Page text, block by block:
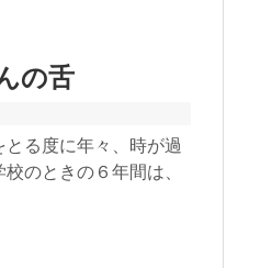
の舌
る度に年々、時が過
のときの６年間は、